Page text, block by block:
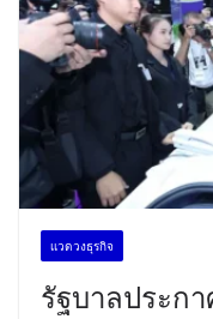
เเวดวงธุรกิจ
รัฐบาลประก